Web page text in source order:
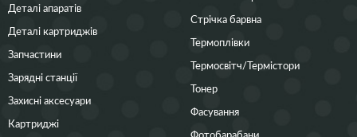
Деталі апаратів
Деталі картриджів
Запчастини
Зарядні станції
Захисні аксесуари
Картриджі
Стрічка барвна
Термоплівки
Термосвітч/Термістори
Тонер
Фасування
Фотобарабани